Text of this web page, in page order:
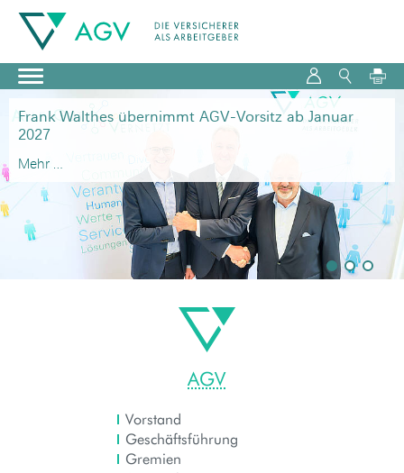
Frank Walthes übernimmtAGV-Vorsitz ab Januar
2027
Mehr …
AGV
Vorstand
Geschäftsführung
Gremien